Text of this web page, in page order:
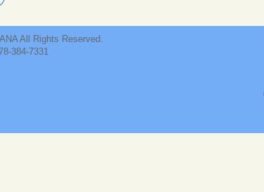
All Rights Reserved.
384-7331